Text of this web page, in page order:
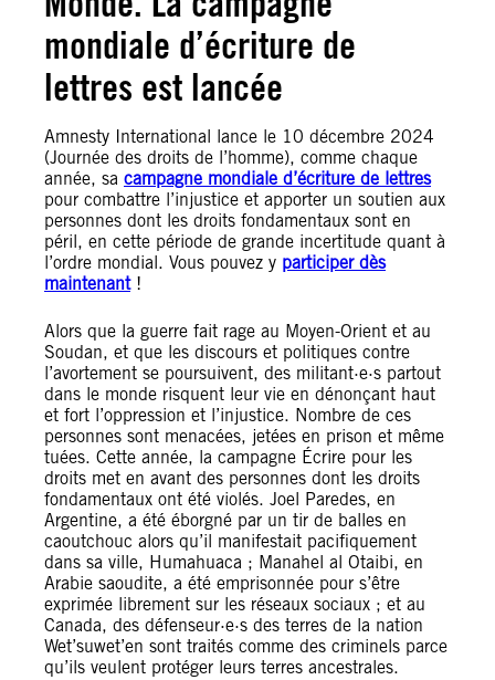
mondiale d’écriture de
lettres est lancée
Amnesty International lance le 10 décembre 2024
(Journée des droits de l’homme), comme chaque
année, sa campagne mondiale d’écriture de lettres
pour combattre l’injustice et apporter un soutien aux
personnes dont les droits fondamentaux sont en
péril, en cette période de grande incertitude quant à
l’ordre mondial. Vous pouvez y participer dès
maintenant!
Alors que la guerre fait rage au Moyen-Orient et au
Soudan, et que les discours et politiques contre
l’avortement se poursuivent, des militant·e·s partout
dans le monde risquent leur vie en dénonçant haut
et fort l’oppression et l’injustice. Nombre de ces
personnes sont menacées, jetées en prison et même
tuées. Cette année, la campagne Écrire pour les
droits met en avant des personnes dont les droits
fondamentaux ont été violés. Joel Paredes, en
Argentine, a été éborgné par un tir de balles en
caoutchouc alors qu’il manifestait pacifiquement
dans sa ville, Humahuaca ; Manahel al Otaibi, en
Arabie saoudite, a été emprisonnée pour s’être
exprimée librement sur les réseaux sociaux ; et au
Canada, des défenseur·e·s des terres de la nation
Wet’suwet’en sont traités comme des criminels parce
qu’ils veulent protéger leurs terres ancestrales.